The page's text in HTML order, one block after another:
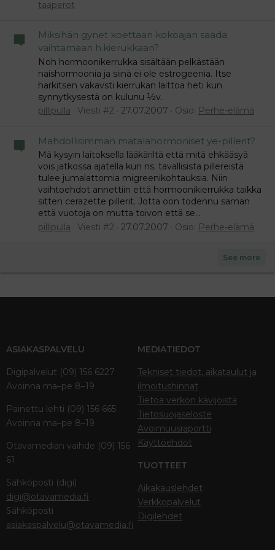
taaperot
Miksihän gynet koettaan kokoajan saada
vaihtamaan h.kierukkaan?
Noh hormoonikerrukka sisältään pelkästään
naishormoonia ja siinä ei ole estrogeenia. Itse
harkitsen vakavsti kierrukan laittoa heti kun
synnytkysestä on kulunu ½v.
pillipulla
Viesti #2 27.07.2007 Osio: Perhe-elämä
Mahdollisimman matalahormoniset ye-pillerit?
Mä kysyin laitoksella lääkäriltä että mitä ehkääsyä
vois jatkossa ajatella kun ns. tavallisista pillereistä
tulee jumalattomia migreenikohtauksia. Niin
vaihtoehdot annettiin että hormoonikierrukka taikka
sitten cerazette pillerit. Jotta oon todennu saman
että vuotoja on mutta toivon että se...
pillipulla
Viesti #2 27.07.2007 Osio: Perhe-elämä
See more
ASIAKASPALVELU
Digipalvelut (09) 156 6227
Avoinna ma–pe 8–19
Painettu lehti (09) 156 665
Avoinna ma–pe 8–19
Otavamedian vaihde (09) 156
61
Sähköposti (digi)
digi@otavamedia.fi
Sähköposti
asiakaspalvelu@otavamedia.fi
MEDIATIEDOT
Tekniset tiedot, aikataulut ja
ilmoitushinnat
Tietoa verkon kävijöistä
Tietosuojaseloste
Avoimuusraportti
Käyttöehdot
TUOTTEET
Aikakauslehdet
Verkkopalvelut
Digilehdet